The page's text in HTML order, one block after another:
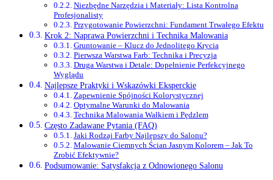
Niezbędne Narzędzia i Materiały: Lista Kontrolna
Profesjonalisty
Przygotowanie Powierzchni: Fundament Trwałego Efektu
Krok 2: Naprawa Powierzchni i Technika Malowania
Gruntowanie – Klucz do Jednolitego Krycia
Pierwsza Warstwa Farb: Technika i Precyzja
Druga Warstwa i Detale: Dopełnienie Perfekcyjnego
Wyglądu
Najlepsze Praktyki i Wskazówki Eksperckie
Zapewnienie Spójności Kolorystycznej
Optymalne Warunki do Malowania
Technika Malowania Wałkiem i Pędzlem
Często Zadawane Pytania (FAQ)
Jaki Rodzaj Farby Najlepszy do Salonu?
Malowanie Ciemnych Ścian Jasnym Kolorem – Jak To
Zrobić Efektywnie?
Podsumowanie: Satysfakcja z Odnowionego Salonu